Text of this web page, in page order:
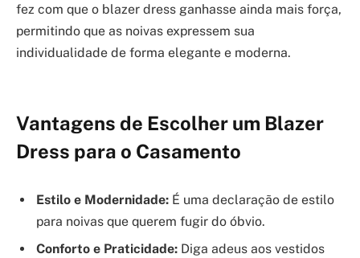
fez com que o blazer dress ganhasse ainda mais força,
permitindo que as noivas expressem sua
individualidade de forma elegante e moderna.
Vantagens de Escolher um Blazer
Dress para o Casamento
Estilo e Modernidade: É uma declaração de estilo
para noivas que querem fugir do óbvio.
Conforto e Praticidade: Diga adeus aos vestidos